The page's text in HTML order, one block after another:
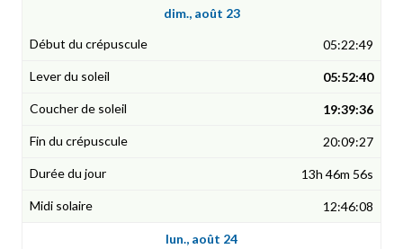
dim., août 23
05:22:49
05:52:40
19:39:36
20:09:27
13h 46m 56s
12:46:08
lun., août 24